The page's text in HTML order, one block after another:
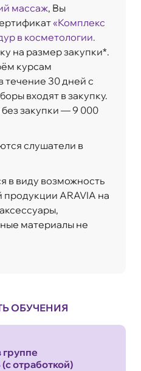
массаж, Вы
«Комплекс
в косметологии.
на размер закупки*.
курсам
течение 30 дней с
входят в закупку.
закупки — 9 000
слушатели в
в виду возможность
ARAVIA на
материалы не
ОБУЧЕНИЯ
группе
отработкой)